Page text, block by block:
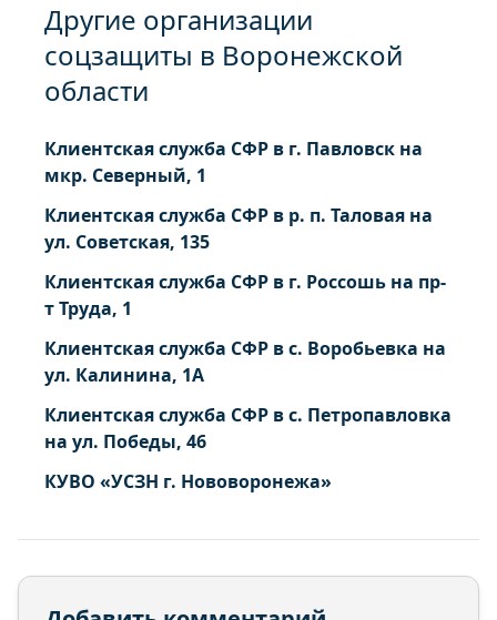
Другие организации
соцзащиты в Воронежской
области
Клиентская служба СФР в г. Павловск на
мкр. Северный, 1
Клиентская служба СФР в р. п. Таловая на
ул. Советская, 135
Клиентская служба СФР в г. Россошь на пр-
т Труда, 1
Клиентская служба СФР в с. Воробьевка на
ул. Калинина, 1А
Клиентская служба СФР в с. Петропавловка
на ул. Победы, 46
КУВО «УСЗН г. Нововоронежа»